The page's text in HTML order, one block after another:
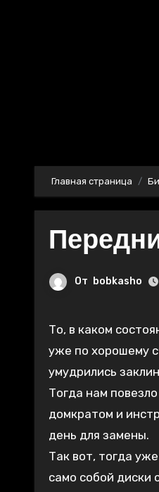
Главная страница
От bobkasho
То, в каком состоянии были передние тормозные диски — это вообще страшная тема. Когда я брал Вику их
уже по хорошему
умудрились
Тогда нам
домкратом и
день для замены.
Так вот, тогда
само собой диски